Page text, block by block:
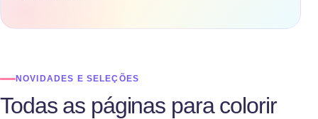
NOVIDADES E SELEÇÕES
Todas as páginas para colorir